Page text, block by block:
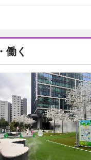
働く